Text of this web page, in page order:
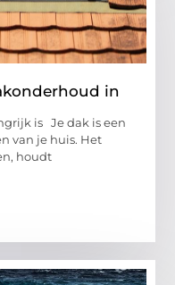
in
is Je dak is een
van je huis. Het
houdt